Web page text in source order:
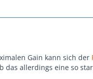
Gain kann sich der
das allerdings eine so